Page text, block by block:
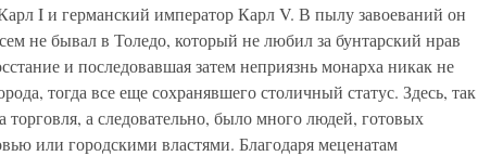
I и германский император Карл V. В пылу завоеваний он
не бывал в Толедо, который не любил за бунтарский нрав
и последовавшая затем неприязнь монарха никак не
тогда все еще сохранявшего столичный статус. Здесь, так
торговля, а следовательно, было много людей, готовых
или городскими властями. Благодаря меценатам